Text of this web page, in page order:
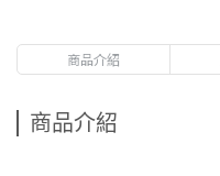
商品介紹
商品介紹